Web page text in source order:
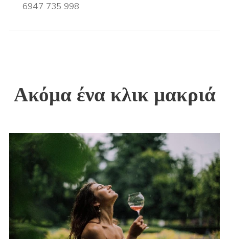
📞 6947 735 998
Ακόμα ένα κλικ μακριά